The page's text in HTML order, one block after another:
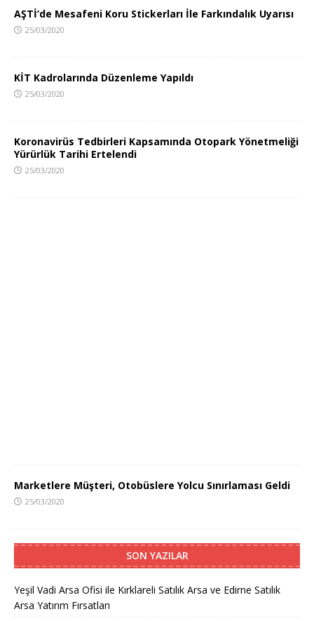
AŞTİ’de Mesafeni Koru Stickerları İle Farkındalık Uyarısı
25/03/2020
KİT Kadrolarında Düzenleme Yapıldı
25/03/2020
Koronavirüs Tedbirleri Kapsamında Otopark Yönetmeliği
Yürürlük Tarihi Ertelendi
25/03/2020
Marketlere Müşteri, Otobüslere Yolcu Sınırlaması Geldi
25/03/2020
SON YAZILAR
Yeşil Vadi Arsa Ofisi ile Kırklareli Satılık Arsa ve Edirne Satılık
Arsa Yatırım Fırsatları